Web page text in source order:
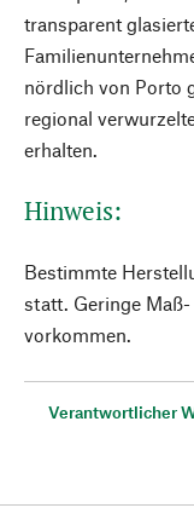
transparent
nördlich von Porto
regional
erhalten.
Hinweis:
Bestimmte
statt. Geringe
vorkommen.
Verantwortlicher